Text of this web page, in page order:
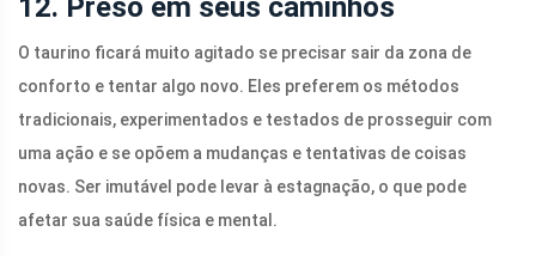
12. Preso em seus caminhos
O taurino ficará muito agitado se precisar sair da zona de
conforto e tentar algo novo. Eles preferem os métodos
tradicionais, experimentados e testados de prosseguir com
uma ação e se opõem a mudanças e tentativas de coisas
novas. Ser imutável pode levar à estagnação, o que pode
afetar sua saúde física e mental.